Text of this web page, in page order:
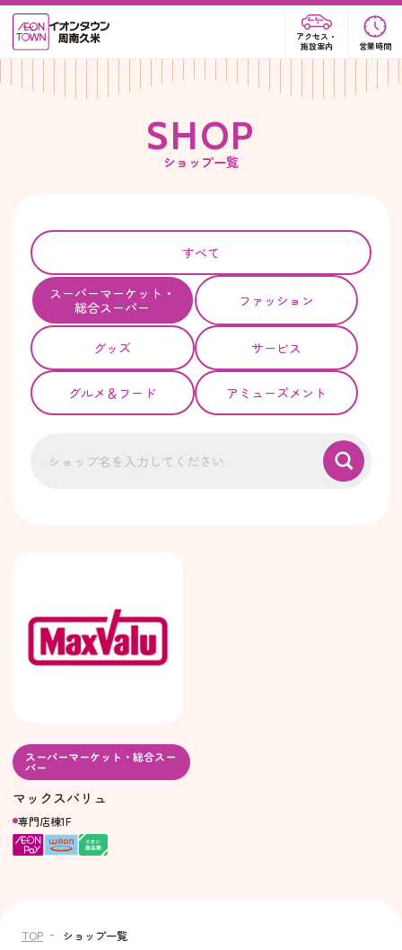
アクセス・
施設案内
営業時間
SHOP
ショップ一覧
すべて
スーパーマーケット・
総合スーパー
ファッション
グッズ サービス
グルメ＆フード アミューズメント
スーパーマーケット・総合スー
パー
マックスバリュ
専門店棟1F
TOP ショップ一覧